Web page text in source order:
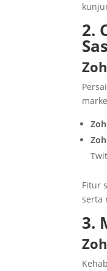
2.
Fitur
serta
3.